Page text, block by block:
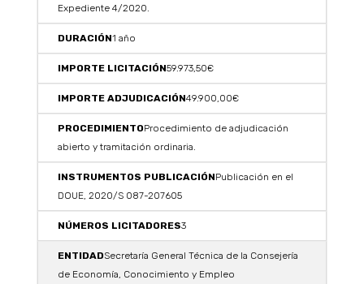
Expediente 4/2020.
1 año
59.973,50€
49.900,00€
Procedimiento de adjudicación
abierto y tramitación ordinaria.
Publicación en el
DOUE, 2020/S 087-207605
3
Secretaría General Técnica de la Consejería
de Economía, Conocimiento y Empleo